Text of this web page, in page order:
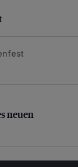
Domizils
neuen